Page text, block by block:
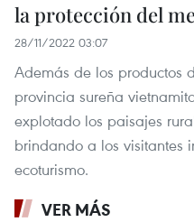
la protección del
28/11/2022 03:07
Además de los productos
provincia sureña
explotado los paisajes
brindando a los visitantes
ecoturismo.
VER MÁS